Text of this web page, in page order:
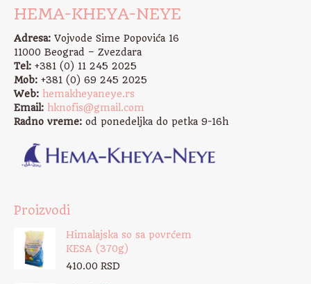
HEMA-KHEYA-NEYE
Adresa: Vojvode Sime Popovića 16
11000 Beograd – Zvezdara
Tel: +381 (0) 11 245 2025
Mob: +381 (0) 69 245 2025
Web: hemakheyaneye.rs
Email: hknofis@gmail.com
Radno vreme: od ponedeljka do petka 9-16h
Proizvodi
Himalajska so sa povrćem
KESA (370g)
410.00 RSD